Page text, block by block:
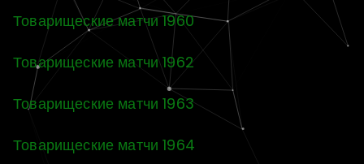
Товарищеские матчи 1960
Товарищеские матчи 1962
Товарищеские матчи 1963
Товарищеские матчи 1964